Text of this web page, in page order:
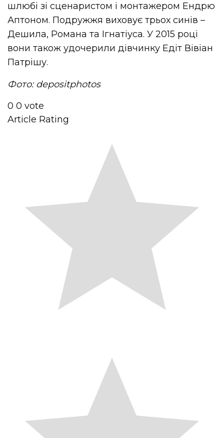
шлюбі зі сценаристом і монтажером Ендрю
Аптоном. Подружжя виховує трьох синів –
Дешила, Романа та Ігнатіуса. У 2015 році
вони також удочерили дівчинку Едіт Вівіан
Патрішу.
Фото: depositphotos
0 0 vote
Article Rating